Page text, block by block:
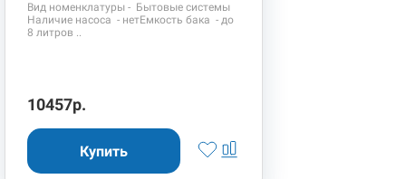
Вид номенклатуры - Бытовые системы
Наличие насоса - нетЕмкость бака - до
8 литров ..
10457р.